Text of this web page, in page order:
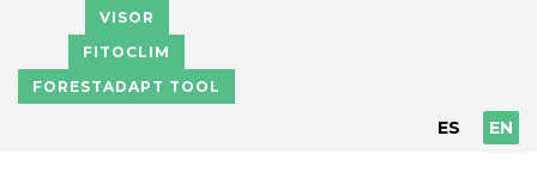
Skip to main content
VISOR
FITOCLIM
FORESTADAPT TOOL
ES EN